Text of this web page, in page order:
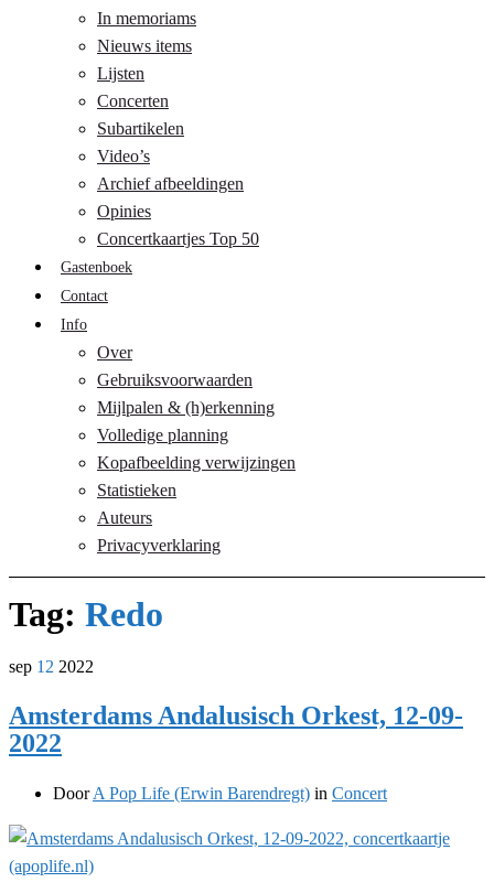
In memoriams
Nieuws items
Lijsten
Concerten
Subartikelen
Video’s
Archief afbeeldingen
Opinies
Concertkaartjes Top 50
Gastenboek
Contact
Info
Over
Gebruiksvoorwaarden
Mijlpalen & (h)erkenning
Volledige planning
Kopafbeelding verwijzingen
Statistieken
Auteurs
Privacyverklaring
Tag: Redo
sep 12 2022
Amsterdams Andalusisch Orkest, 12-09-
2022
DoorA Pop Life (Erwin Barendregt) in Concert